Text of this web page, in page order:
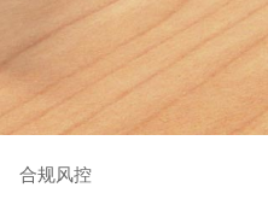
合规风控